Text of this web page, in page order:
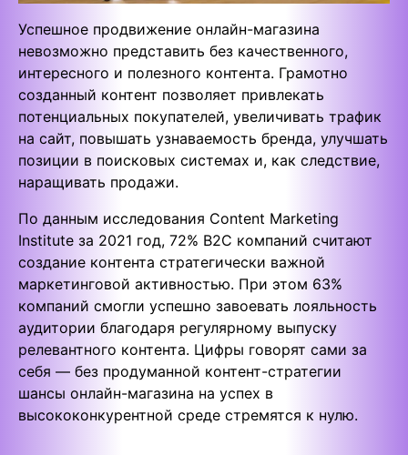
Успешное продвижение онлайн-магазина
невозможно представить без качественного,
интересного и полезного контента. Грамотно
созданный контент позволяет привлекать
потенциальных покупателей, увеличивать трафик
на сайт, повышать узнаваемость бренда, улучшать
позиции в поисковых системах и, как следствие,
наращивать продажи.
По данным исследования Content Marketing
Institute за 2021 год, 72% B2C компаний считают
создание контента стратегически важной
маркетинговой активностью. При этом 63%
компаний смогли успешно завоевать лояльность
аудитории благодаря регулярному выпуску
релевантного контента. Цифры говорят сами за
себя — без продуманной контент-стратегии
шансы онлайн-магазина на успех в
высококонкурентной среде стремятся к нулю.